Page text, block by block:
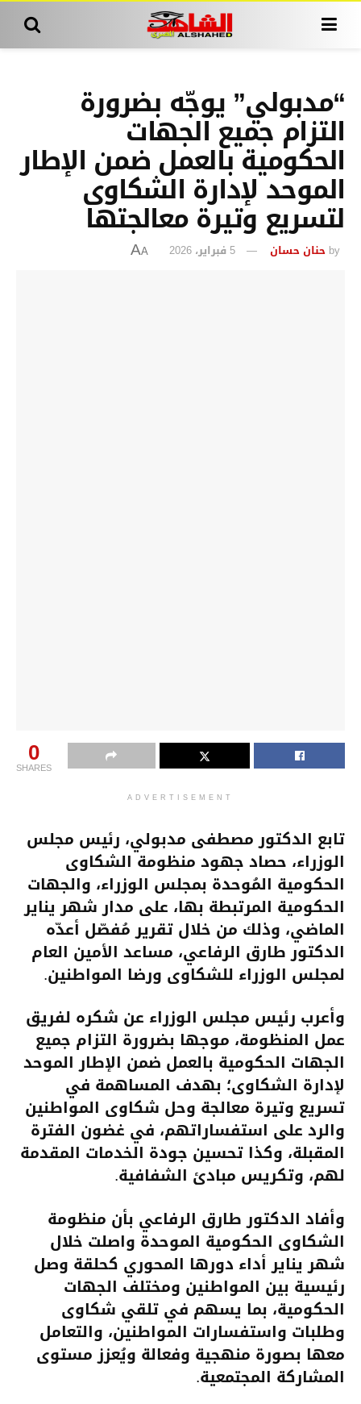
“مدبولي” يوجّه بضرورة
التزام جميع الجهات
الحكومية بالعمل ضمن الإطار
الموحد لإدارة الشكاوى
لتسريع وتيرة معالجتها
by حنان حسان 5 فبراير، 2026 A
A
0
SHARES
ADVERTISEMENT
تابع الدكتور مصطفى مدبولي، رئيس مجلس
الوزراء، حصاد جهود منظومة الشكاوى
الحكومية المُوحدة بمجلس الوزراء، والجهات
الحكومية المرتبطة بها، على مدار شهر يناير
الماضي، وذلك من خلال تقرير مُفصّل أعدّه
الدكتور طارق الرفاعي، مساعد الأمين العام
لمجلس الوزراء للشكاوى ورضا المواطنين.
وأعرب رئيس مجلس الوزراء عن شكره لفريق
عمل المنظومة، موجها بضرورة التزام جميع
الجهات الحكومية بالعمل ضمن الإطار الموحد
لإدارة الشكاوى؛ بهدف المساهمة في
تسريع وتيرة معالجة وحل شكاوى المواطنين
والرد على استفساراتهم، في غضون الفترة
المقبلة، وكذا تحسين جودة الخدمات المقدمة
لهم، وتكريس مبادئ الشفافية.
وأفاد الدكتور طارق الرفاعي بأن منظومة
الشكاوى الحكومية الموحدة واصلت خلال
شهر يناير أداء دورها المحوري كحلقة وصل
رئيسية بين المواطنين ومختلف الجهات
الحكومية، بما يسهم في تلقي شكاوى
وطلبات واستفسارات المواطنين، والتعامل
معها بصورة منهجية وفعالة ويُعزز مستوى
المشاركة المجتمعية.